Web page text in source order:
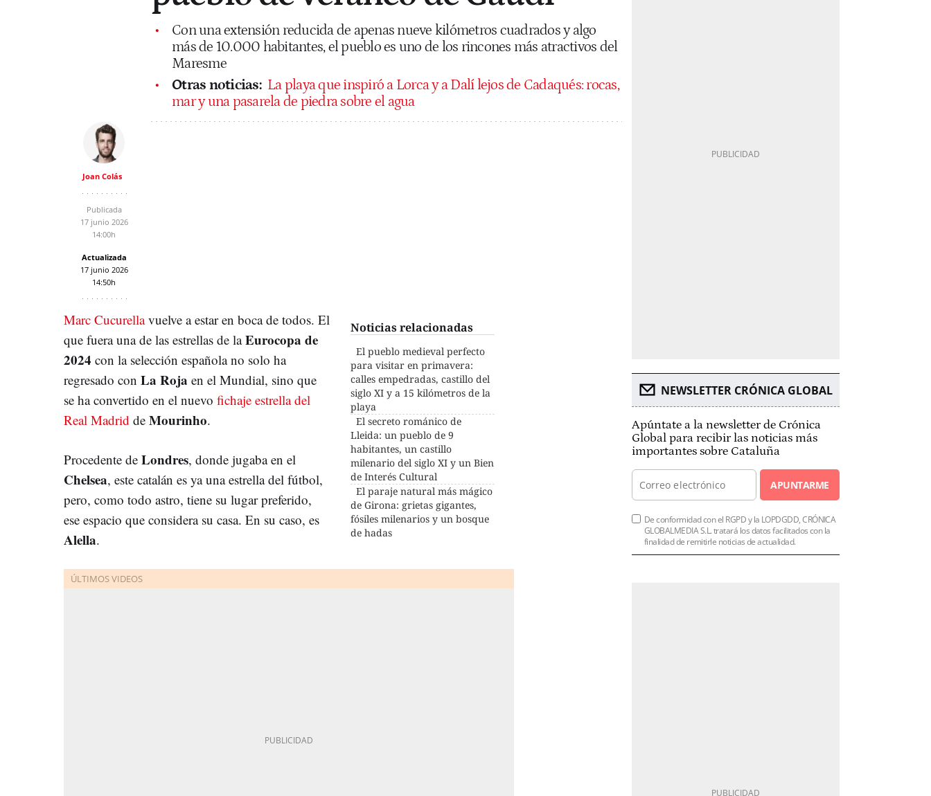
Con una extensión reducida de apenas nueve kilómetros cuadrados y algo
más de 10.000 habitantes, el pueblo es uno de los rincones más atractivos del
Maresme
Otras noticias: La playa que inspiró a Lorca y a Dalí lejos de Cadaqués: rocas,
mar y una pasarela de piedra sobre el agua
Joan Colás
Publicada
17 junio 2026
14:00h
Actualizada
17 junio 2026
14:50h
Noticias relacionadas
El pueblo medieval perfecto
para visitar en primavera:
calles empedradas, castillo del
siglo XI y a 15 kilómetros de la
playa
El secreto románico de
Lleida: un pueblo de 9
habitantes, un castillo
milenario del siglo XI y un Bien
de Interés Cultural
El paraje natural más mágico
de Girona: grietas gigantes,
fósiles milenarios y un bosque
de hadas
Marc Cucurellavuelve a estar en boca de todos. El
que fuera una de las estrellas de laEurocopa de
2024 con la selección española no solo ha
regresado con La Roja en el Mundial, sino que
se ha convertido en el nuevo fichaje estrella del
Real Madrid de Mourinho.
Procedente de Londres, donde jugaba en el
Chelsea, este catalán es ya una estrella del fútbol,
pero, como todo astro, tiene su lugar preferido,
ese espacio que considera su casa. En su caso, es
Alella.
NEWSLETTER CRÓNICA GLOBAL
Apúntate a la newsletter de Crónica
Global para recibir las noticias más
importantes sobre Cataluña
APUNTARME
De conformidad con el RGPD y la LOPDGDD, CRÓNICA
GLOBALMEDIA S.L. tratará los datos facilitados con la
finalidad de remitirle noticias de actualidad.